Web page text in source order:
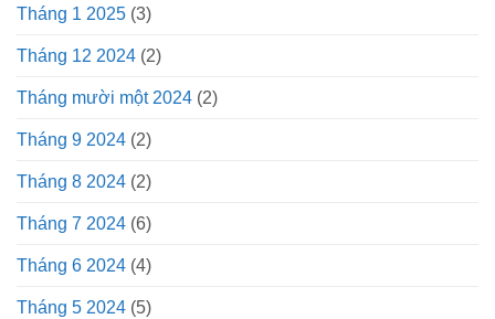
Tháng 1 2025 (3)
Tháng 12 2024 (2)
Tháng mười một 2024 (2)
Tháng 9 2024 (2)
Tháng 8 2024 (2)
Tháng 7 2024 (6)
Tháng 6 2024 (4)
Tháng 5 2024 (5)